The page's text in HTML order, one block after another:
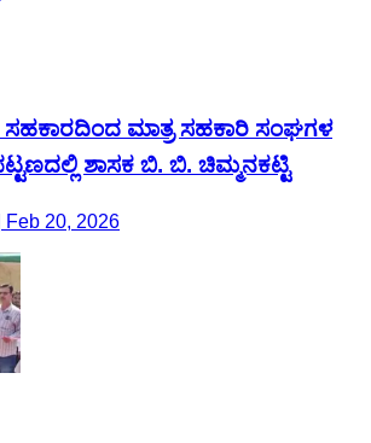
ಸಹಕಾರದಿಂದ ಮಾತ್ರ ಸಹಕಾರಿ ಸಂಘಗಳ
ಶಾಸಕ ಬಿ. ಬಿ. ಚಿಮ್ಮನಕಟ್ಟಿ
Feb 20, 2026